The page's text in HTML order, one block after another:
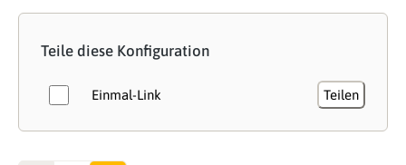
Teile diese Konfiguration
Einmal-Link Teilen